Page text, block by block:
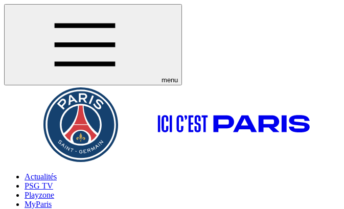
menu
Actualités
PSG TV
Playzone
MyParis